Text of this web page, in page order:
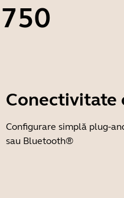
Conectivitate
Configurare simplă plug-
sau Bluetooth®